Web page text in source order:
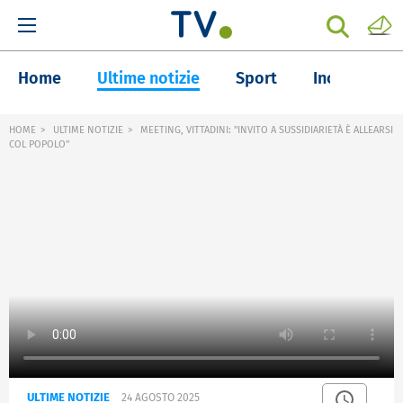
Home Ultime notizie Sport Inchieste
HOME ULTIME NOTIZIE
MEETING, VITTADINI: "INVITO A SUSSIDIARIETÀ È ALLEARSI
COL POPOLO"
ULTIME NOTIZIE 24 AGOSTO 2025